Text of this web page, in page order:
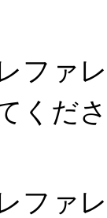
ファ
くだ
ファ